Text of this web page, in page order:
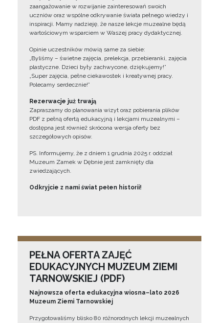
zaangażowanie w rozwijanie zainteresowań swoich
uczniów oraz wspólne odkrywanie świata pełnego wiedzy i
inspiracji. Mamy nadzieję, że nasze lekcje muzealne będą
wartościowym wsparciem w Waszej pracy dydaktycznej.
Opinie uczestników mówią same za siebie:
„Byliśmy – świetne zajęcia, prelekcja, przebieranki, zajęcia
plastyczne. Dzieci były zachwycone, dziękujemy!”
„Super zajęcia, pełne ciekawostek i kreatywnej pracy.
Polecamy serdecznie!”
Rezerwacje już trwają
Zapraszamy do planowania wizyt oraz pobierania plików
PDF z pełną ofertą edukacyjną i lekcjami muzealnymi –
dostępna jest również skrócona wersja oferty bez
szczegółowych opisów.
PS. Informujemy, że z dniem 1 grudnia 2025 r. oddział
Muzeum Zamek w Dębnie jest zamknięty dla
zwiedzających.
Odkryjcie z nami świat pełen historii!
PEŁNA OFERTA ZAJĘĆ
EDUKACYJNYCH MUZEUM ZIEMI
TARNOWSKIEJ (PDF)
Najnowsza oferta edukacyjna wiosna–lato 2026
Muzeum Ziemi Tarnowskiej
Przygotowaliśmy blisko 80 różnorodnych lekcji muzealnych